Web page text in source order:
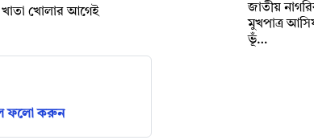
খাতা খোলার আগেই
ফলো করুন
জাতীয়
মুখপাত্র
ভূঁ…